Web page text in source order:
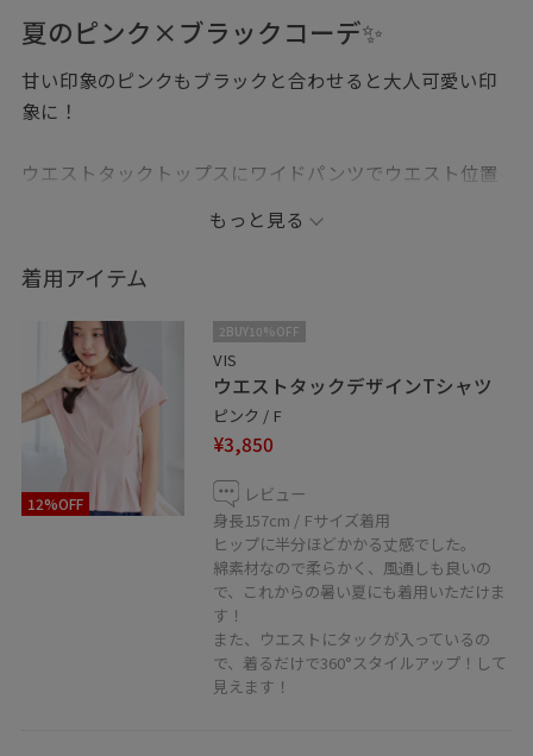
夏のピンク×ブラックコーデ✨
甘い印象のピンクもブラックと合わせると大人可愛い印
象に！
ウエストタックトップスにワイドパンツでウエスト位置
LINEで在庫のお問い合わせや商品、コーディネートのご
相談など是非お気軽にお問い合わせくださいませ。
LINEで天神地下街VISスタッフにご相談は【友だち追加】
をタップ！！
もっと見る
着用アイテム
12%OFF
2BUY10%OFF
VIS
ウエストタックデザインTシャツ
ピンク / F
¥3,850
レビュー
身長157cm / Fサイズ着用
ヒップに半分ほどかかる丈感でした。
綿素材なので柔らかく、風通しも良いの
で、これからの暑い夏にも着用いただけま
す！
また、ウエストにタックが入っているの
で、着るだけで360°スタイルアップ！して
見えます！